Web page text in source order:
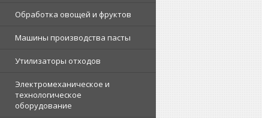
Обработка овощей и фруктов
Машины производства пасты
Утилизаторы отходов
Электромеханическое и
технологическое
оборудование